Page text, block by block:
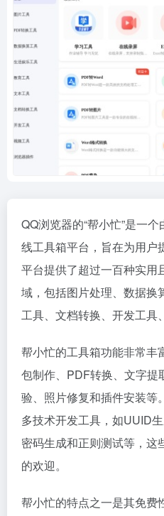
QQ浏览器的“帮小忙”是一
线工具箱平台，旨在为用户
平台提供了超过一百种实用
域，包括图片处理、数据换
工具、文档转换、开发工具
帮小忙的工具箱功能非常丰
包制作、PDF转换、文字提
验、照片修复和插件安装等
多技术开发工具，如UUID
密码生成和正则测试等，这
的欢迎。
帮小忙的特点之一是其免费